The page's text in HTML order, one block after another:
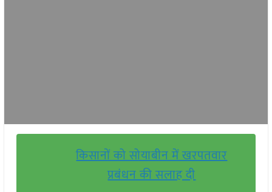
किसानों को सोयाबीन में खरपतवार
प्रबंधन की सलाह दी